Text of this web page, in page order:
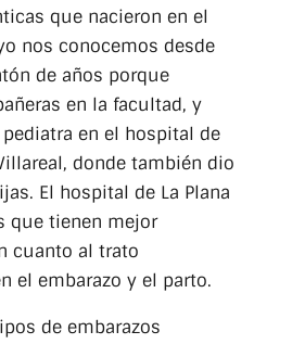
que nacieron en el
nos conocemos desde
de años porque
en la facultad, y
en el hospital de
donde también dio
El hospital de La Plana
que tienen mejor
cuanto al trato
el embarazo y el parto.
de embarazos